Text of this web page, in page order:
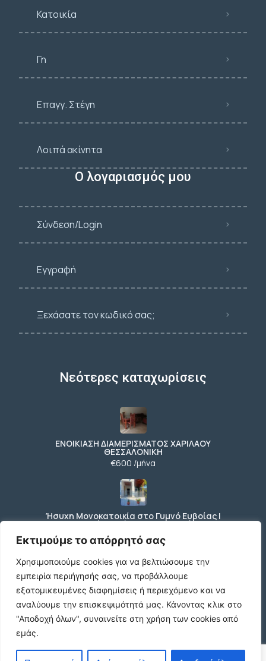
Εκτιμούμε το απόρρητό σας
Χρησιμοποιούμε cookies για να βελτιώσουμε την
εμπειρία περιήγησής σας, να προβάλλουμε
εξατομικευμένες διαφημίσεις ή περιεχόμενο και να
αναλύουμε την επισκεψιμότητά μας. Κάνοντας κλικ στο
"Αποδοχή όλων", συναινείτε στη χρήση των cookies από
εμάς.
Κατοικία
Γη
Επαγγ. Στέγη
Λοιπά ακίνητα
Ο λογαριασμός μου
Σύνδεση/Login
Εγγραφή
Ξεχάσατε τον κωδικό σας;
Νεότερες καταχωρίσεις
ΕΝΟΙΚΙΑΣΗ ΔΙΑΜΕΡΙΣΜΑΤΟΣ ΧΑΡΙΛΑΟΥ
ΘΕΣΣΑΛΟΝΙΚΗ
€600 /μήνα
Ήσυχη Μονοκατοικία στο Γυμνό Ευβοίας |
Κοντά σε Θάλασσα & Βουνό
€52 /μήνα
ΕΝΟΙΚΙΑΣΗ ΔΙΑΜΕΡΙΣΜΑΤΟΣ ΧΑΡΙΛΑΟΥ
ΘΕΣΣΑΛΟΝΙΚΗ
€600 /μήνα